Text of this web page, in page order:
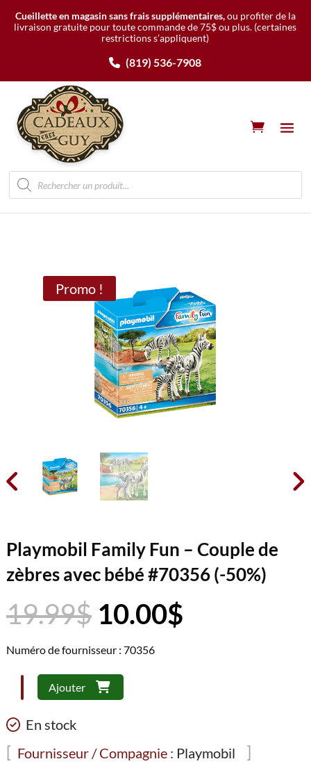
Cueillette en magasin sans frais supplémentaires,ou profiter de la
livraison gratuite pour toute commande de 75$ ou plus. (certaines
restrictions s’appliquent)
(819) 536-7908
Recherche
de
produits
Promo !
 
Playmobil Family Fun – Couple de
zèbres avec bébé #70356 (-50%)
19.99$ Le
prix
initial
était :
19.99$.
10.00$Le
prix
Numéro de fournisseur : 70356
quantité
de
Family
Fun
Ajouter
En stock
Fournisseur / Compagnie : Playmobil